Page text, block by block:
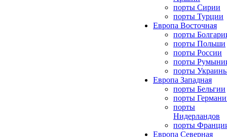
порты Сирии
порты Турции
Европа Восточная
порты
порты Польши
порты России
порты
порты
Европа Западная
порты Бельгии
порты
порты
Нидерландов
порты
Европа Северная